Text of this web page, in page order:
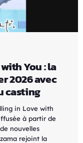
You : la
2026 avec
casting
in Love with
à partir de
nouvelles
rejoint la